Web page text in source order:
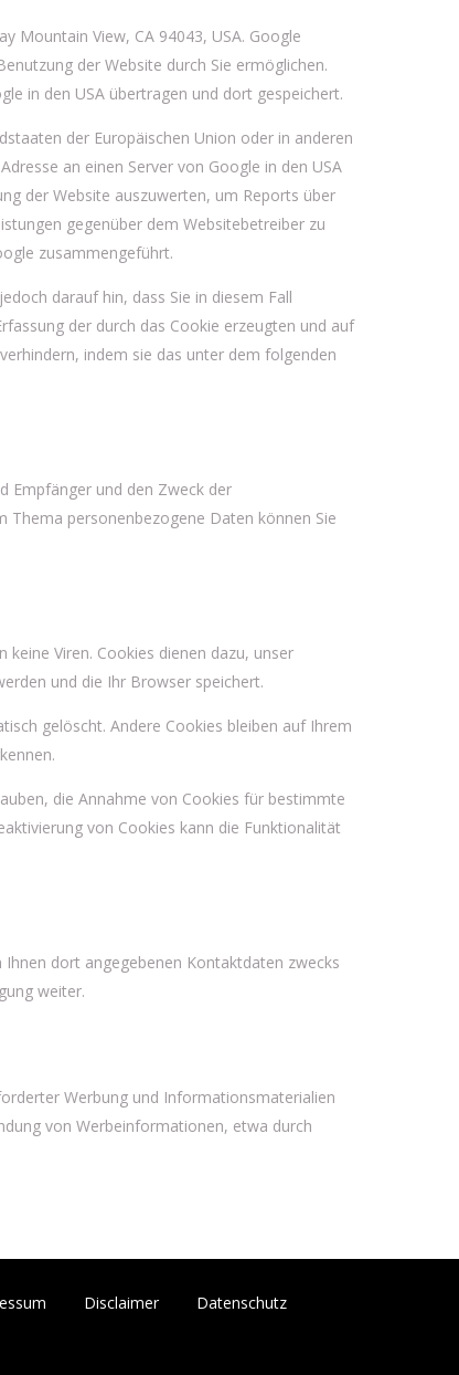
Mountain View, CA 94043, USA. Google
der Website durch Sie ermöglichen.
in den USA übertragen und dort gespeichert.
der Europäischen Union oder in anderen
an einen Server von Google in den USA
der Website auszuwerten, um Reports über
gegenüber dem Websitebetreiber zu
zusammengeführt.
darauf hin, dass Sie in diesem Fall
der durch das Cookie erzeugten und auf
indem sie das unter dem folgenden
Empfänger und den Zweck der
Thema personenbezogene Daten können Sie
Viren. Cookies dienen dazu, unser
und die Ihr Browser speichert.
gelöscht. Andere Cookies bleiben auf Ihrem
die Annahme von Cookies für bestimmte
von Cookies kann die Funktionalität
dort angegebenen Kontaktdaten zwecks
weiter.
Werbung und Informationsmaterialien
von Werbeinformationen, etwa durch
Disclaimer Datenschutz